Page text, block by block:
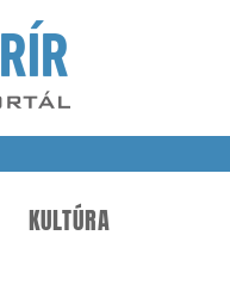
KULTÚRA